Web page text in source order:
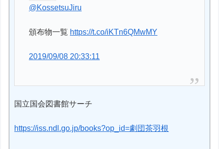
@KossetsuJiru
頒布物一覧 https://t.co/iKTn6QMwMY
2019/09/08 20:33:11
国立国会図書館サーチ
https://iss.ndl.go.jp/books?op_id=劇団茶羽根